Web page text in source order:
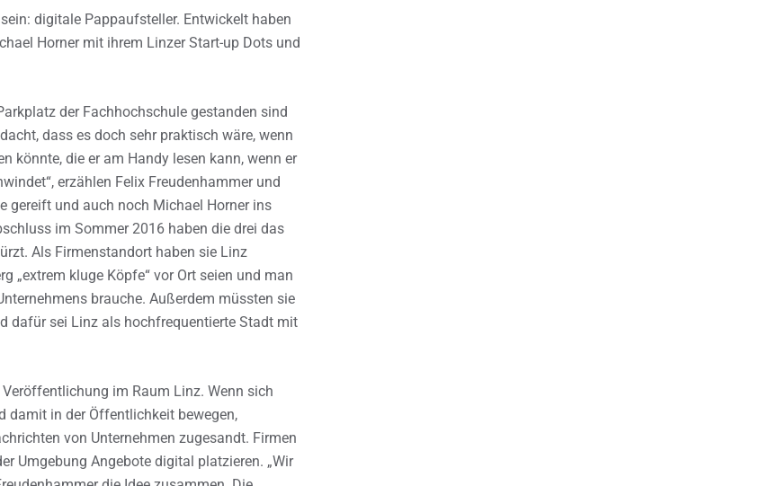
digitale Pappaufsteller. Entwickelt haben
Horner mit ihrem Linzer Start-up Dots und
der Fachhochschule gestanden sind
dass es doch sehr praktisch wäre, wenn
könnte, die er am Handy lesen kann, wenn er
erzählen Felix Freudenhammer und
gereift und auch noch Michael Horner ins
im Sommer 2016 haben die drei das
Als Firmenstandort haben sie Linz
„extrem kluge Köpfe“ vor Ort seien und man
brauche. Außerdem müssten sie
dafür sei Linz als hochfrequentierte Stadt mit
im Raum Linz. Wenn sich
damit in der Öffentlichkeit bewegen,
von Unternehmen zugesandt. Firmen
Umgebung Angebote digital platzieren. „Wir